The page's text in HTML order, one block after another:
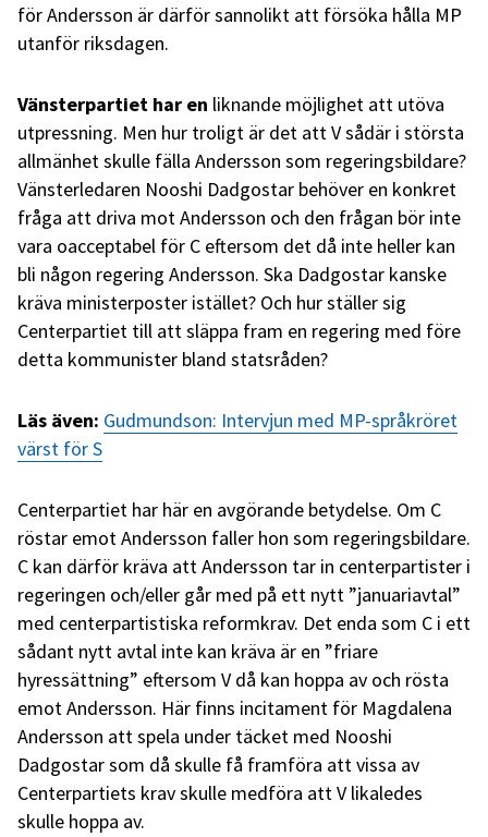
för Andersson är därför sannolikt att försöka hålla MP
utanför riksdagen.
Vänsterpartiet har en liknande möjlighet att utöva
utpressning. Men hur troligt är det att V sådär i största
allmänhet skulle fälla Andersson som regeringsbildare?
Vänsterledaren Nooshi Dadgostar behöver en konkret
fråga att driva mot Andersson och den frågan bör inte
vara oacceptabel för C eftersom det då inte heller kan
bli någon regering Andersson. Ska Dadgostar kanske
kräva ministerposter istället? Och hur ställer sig
Centerpartiet till att släppa fram en regering med före
detta kommunister bland statsråden?
Läs även: Gudmundson: Intervjun med MP-språkröret
värst för S
Centerpartiet har här en avgörande betydelse. Om C
röstar emot Andersson faller hon som regeringsbildare.
C kan därför kräva att Andersson tar in centerpartister i
regeringen och/eller går med på ett nytt ”januariavtal”
med centerpartistiska reformkrav. Det enda som C i ett
sådant nytt avtal inte kan kräva är en ”friare
hyressättning” eftersom V då kan hoppa av och rösta
emot Andersson. Här finns incitament för Magdalena
Andersson att spela under täcket med Nooshi
Dadgostar som då skulle få framföra att vissa av
Centerpartiets krav skulle medföra att V likaledes
skulle hoppa av.